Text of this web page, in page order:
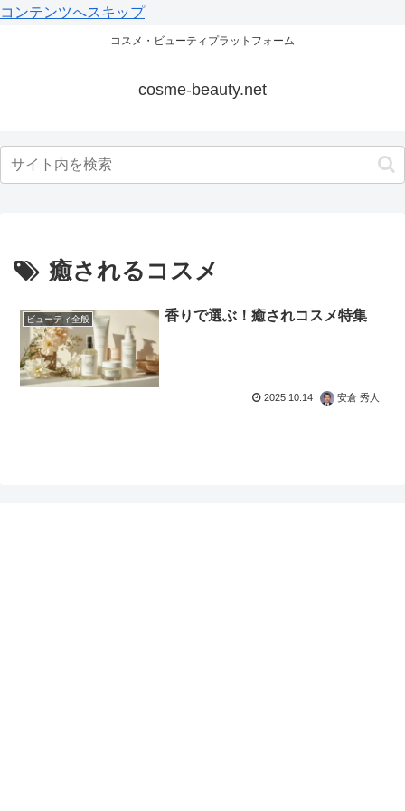
コンテンツへスキップ
コスメ・ビューティプラットフォーム
cosme-beauty.net
癒されるコスメ
ビューティ全般 香りで選ぶ！癒されコスメ特集
2025.10.14 安倉 秀人